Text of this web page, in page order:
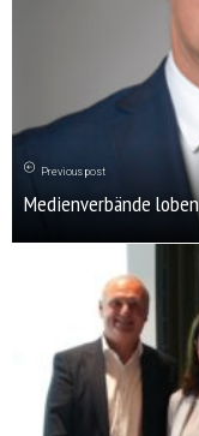
Previous post
Medienverbände